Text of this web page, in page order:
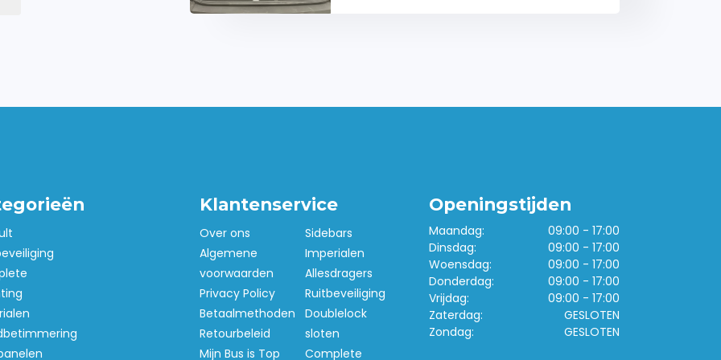
Klantenservice
Over ons
Algemene
voorwaarden
Privacy Policy
Betaalmethoden
Retourbeleid
Mijn Bus is Top
Sidebars
Imperialen
Allesdragers
Ruitbeveiliging
Doublelock
sloten
Complete
Openingstijden
Maandag:
09:00 - 17:00
Dinsdag:
09:00 - 17:00
Woensdag:
09:00 - 17:00
Donderdag:
09:00 - 17:00
Vrijdag:
09:00 - 17:00
Zaterdag:
GESLOTEN
Zondag:
GESLOTEN